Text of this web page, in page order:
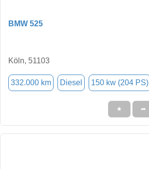
BMW 525
Köln, 51103
332.000 km Diesel 150 kw (204 PS)
★ ➦